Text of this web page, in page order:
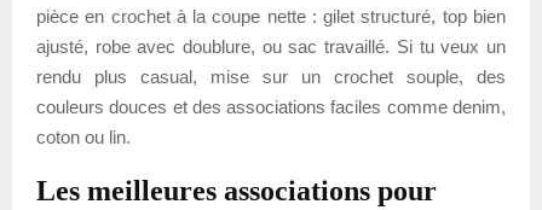
pièce en crochet à la coupe nette : gilet structuré, top bien
ajusté, robe avec doublure, ou sac travaillé. Si tu veux un
rendu plus casual, mise sur un crochet souple, des
couleurs douces et des associations faciles comme denim,
coton ou lin.
Les meilleures associations pour